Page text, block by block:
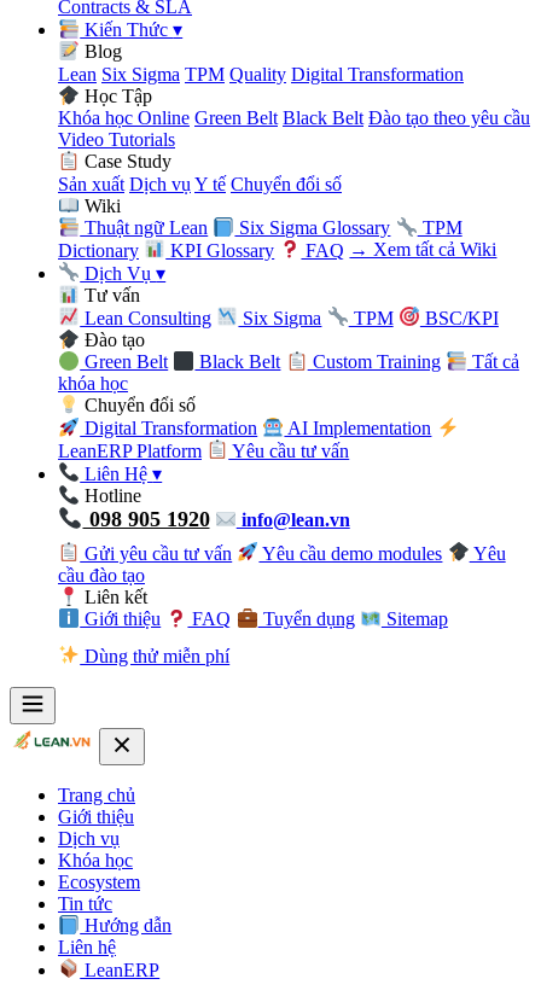
Contracts & SLA
Kiến Thức▾
Blog
Lean Six Sigma TPM Quality Digital Transformation
Học Tập
Khóa học Online Green Belt Black Belt Đào tạo theo yêu cầu
Video Tutorials
Case Study
Sản xuất Dịch vụ Y tế Chuyển đổi số
Wiki
Thuật ngữ Lean
Six Sigma Glossary
TPM
Dictionary
KPI Glossary FAQ → Xem tất cả Wiki
Dịch Vụ▾
Tư vấn
Lean Consulting
Six Sigma TPM
BSC/KPI
Đào tạo
Green Belt
Black Belt Custom Training
Tất cả
khóa học
Chuyển đổi số
Digital Transformation
AI Implementation
LeanERP Platform
Yêu cầu tư vấn
Liên Hệ▾
Hotline
098 905 1920
info@lean.vn
Gửi yêu cầu tư vấn
Yêu cầu demo modules
Yêu
cầu đào tạo
Liên kết
Giới thiệu
FAQ Tuyển dụng
Sitemap
Dùng thử miễn phí
Trang chủ
Giới thiệu
Dịch vụ
Khóa học
Ecosystem
Tin tức
Hướng dẫn
Liên hệ
LeanERP